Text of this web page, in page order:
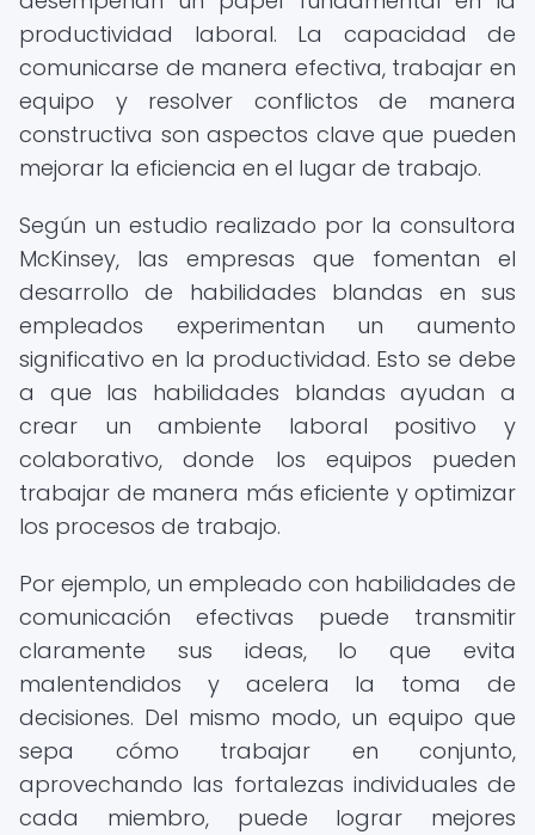
productividad laboral. La capacidad de
comunicarse de manera efectiva, trabajar en
equipo y resolver conflictos de manera
constructiva son aspectos clave que pueden
mejorar la eficiencia en el lugar de trabajo.
Según un estudio realizado por la consultora
McKinsey, las empresas que fomentan el
desarrollo de habilidades blandas en sus
empleados experimentan un aumento
significativo en la productividad. Esto se debe
a que las habilidades blandas ayudan a
crear un ambiente laboral positivo y
colaborativo, donde los equipos pueden
trabajar de manera más eficiente y optimizar
los procesos de trabajo.
Por ejemplo, un empleado con habilidades de
comunicación efectivas puede transmitir
claramente sus ideas, lo que evita
malentendidos y acelera la toma de
decisiones. Del mismo modo, un equipo que
sepa cómo trabajar en conjunto,
aprovechando las fortalezas individuales de
cada miembro, puede lograr mejores